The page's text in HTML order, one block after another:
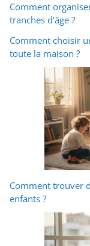
Comment
tranches d’âge ?
Comment choisir
toute la maison ?
Comment trouver
enfants ?